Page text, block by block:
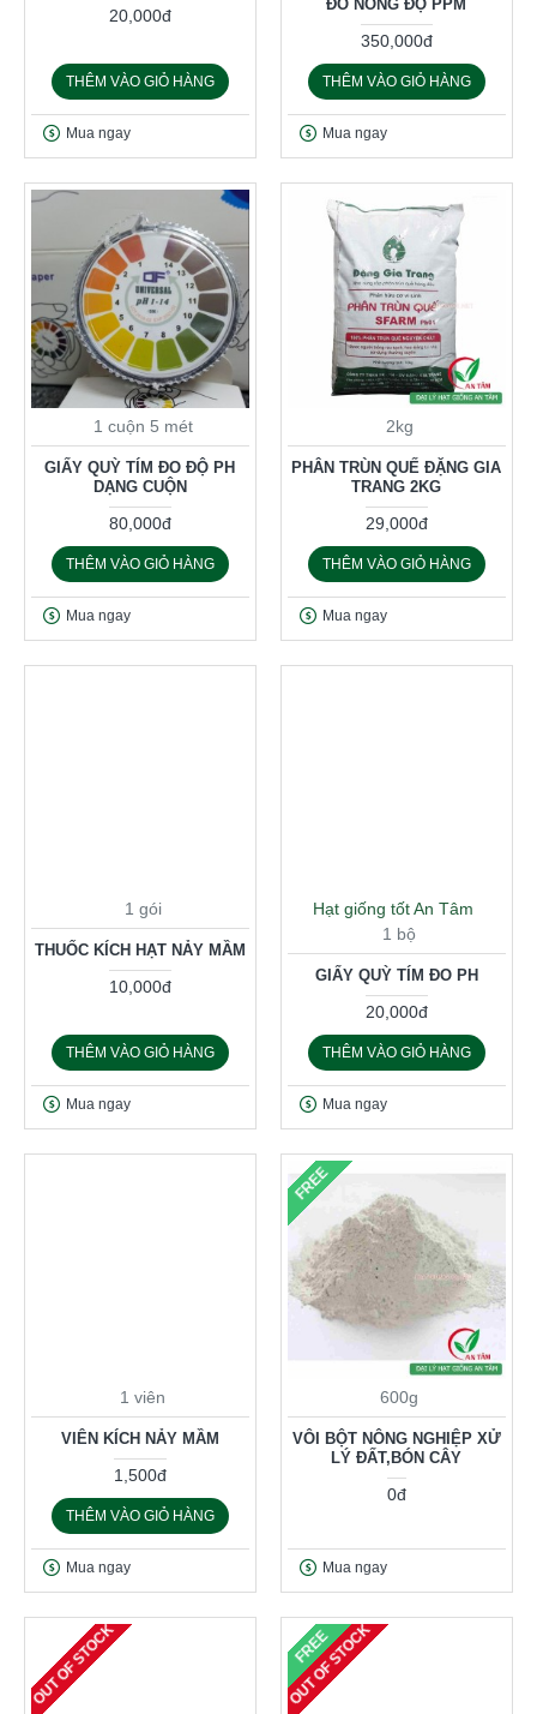
20,000đ
THÊM VÀO GIỎ HÀNG
Mua ngay
ĐO NỒNG ĐỘ PPM
350,000đ
THÊM VÀO GIỎ HÀNG
Mua ngay
1 cuộn 5 mét
GIẤY QUỲ TÍM ĐO ĐỘ PH
DẠNG CUỘN
80,000đ
THÊM VÀO GIỎ HÀNG
Mua ngay
2kg
PHÂN TRÙN QUẾ ĐẶNG GIA
TRANG 2KG
29,000đ
THÊM VÀO GIỎ HÀNG
Mua ngay
1 gói
THUỐC KÍCH HẠT NẢY MẦM
10,000đ
THÊM VÀO GIỎ HÀNG
Mua ngay
Hạt giống tốt An Tâm
1 bộ
GIẤY QUỲ TÍM ĐO PH
20,000đ
THÊM VÀO GIỎ HÀNG
Mua ngay
1 viên
VIÊN KÍCH NẢY MẦM
1,500đ
THÊM VÀO GIỎ HÀNG
Mua ngay
FREE
600g
VÔI BỘT NÔNG NGHIỆP XỬ
LÝ ĐẤT,BÓN CÂY
0đ
Mua ngay
OUT OF STOCK FREE
OUT OF STOCK